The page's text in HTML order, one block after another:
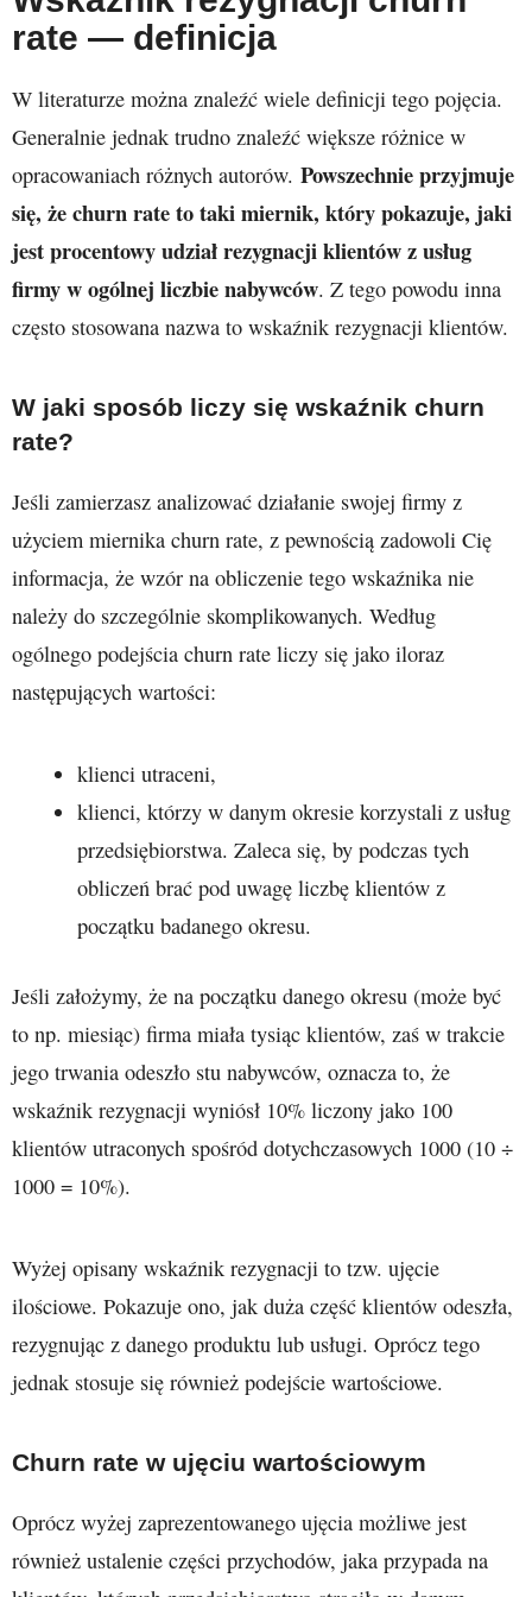
rate — definicja
W literaturze można znaleźć wiele definicji tego pojęcia.
Generalnie jednak trudno znaleźć większe różnice w
opracowaniach różnych autorów. Powszechnie przyjmuje
się, że churn rate to taki miernik, który pokazuje, jaki
jest procentowy udział rezygnacji klientów z usług
firmy w ogólnej liczbie nabywców. Z tego powodu inna
często stosowana nazwa to wskaźnik rezygnacji klientów.
W jaki sposób liczy się wskaźnik churn
rate?
Jeśli zamierzasz analizować działanie swojej firmy z
użyciem miernika churn rate, z pewnością zadowoli Cię
informacja, że wzór na obliczenie tego wskaźnika nie
należy do szczególnie skomplikowanych. Według
ogólnego podejścia churn rate liczy się jako iloraz
następujących wartości:
klienci utraceni,
klienci, którzy w danym okresie korzystali z usług
przedsiębiorstwa. Zaleca się, by podczas tych
obliczeń brać pod uwagę liczbę klientów z
początku badanego okresu.
Jeśli założymy, że na początku danego okresu (może być
to np. miesiąc) firma miała tysiąc klientów, zaś w trakcie
jego trwania odeszło stu nabywców, oznacza to, że
wskaźnik rezygnacji wyniósł 10% liczony jako 100
klientów utraconych spośród dotychczasowych 1000 (10 ÷
1000 = 10%).
Wyżej opisany wskaźnik rezygnacji to tzw. ujęcie
ilościowe. Pokazuje ono, jak duża część klientów odeszła,
rezygnując z danego produktu lub usługi. Oprócz tego
jednak stosuje się również podejście wartościowe.
Churn rate w ujęciu wartościowym
Oprócz wyżej zaprezentowanego ujęcia możliwe jest
również ustalenie części przychodów, jaka przypada na